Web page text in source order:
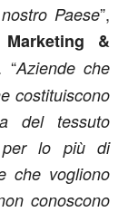
Paese”,
&
“Aziende che
costituiscono
del tessuto
per lo più di
che vogliono
conoscono